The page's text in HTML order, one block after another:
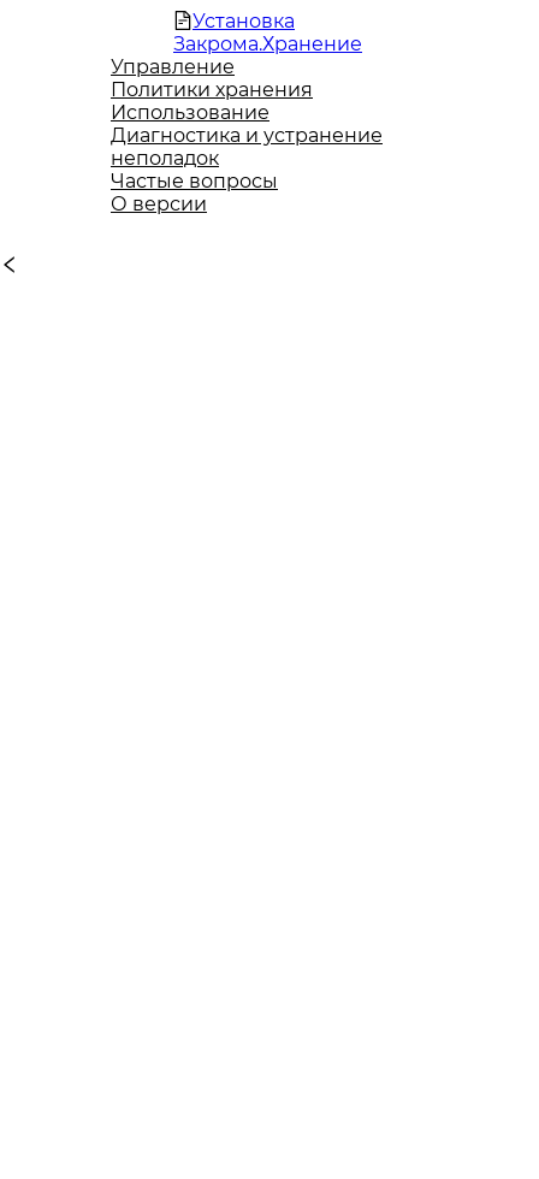
Установка
Закрома.Хранение
Управление
Политики хранения
Использование
Диагностика и устранение
неполадок
Частые вопросы
О версии